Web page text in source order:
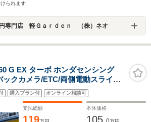
られます
専門店 軽Ｇａｒｄｅｎ （株）ネオ
G EX ターボ ホンダセンシング
クカメラ/ETC/両側電動スライド
ンシング
購入プラン付 オンライン相談可
支払総額
119
本体価格
105.